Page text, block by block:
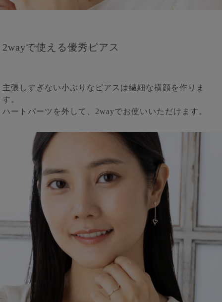
2wayで使える優秀ピアス
主張しすぎない小ぶりなピアスは繊細な横顔を作りま
す。
ハートパーツを外して、2wayでお使いいただけます。